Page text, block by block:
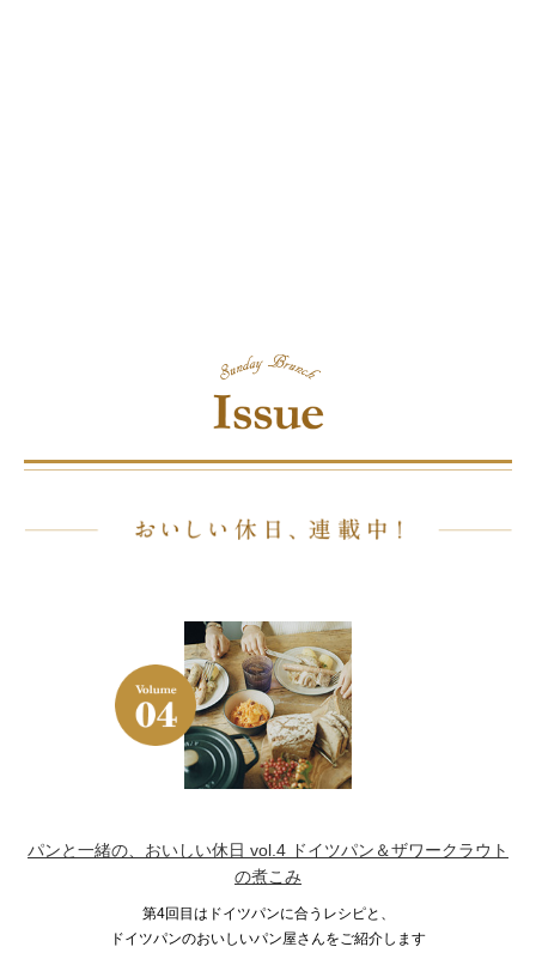
パンと一緒の、おいしい休日 vol.4 ドイツパン＆ザワークラウト
の煮こみ
第4回目はドイツパンに合うレシピと、
ドイツパンのおいしいパン屋さんをご紹介します